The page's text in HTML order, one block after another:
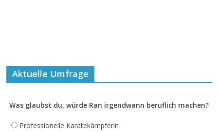
Aktuelle Umfrage
Was glaubst du, würde Ran irgendwann beruflich machen?
Professionelle Karatekämpferin